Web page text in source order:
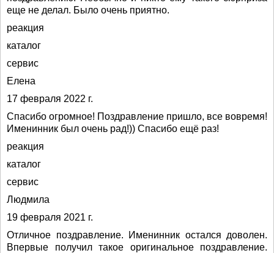
еще не делал. Было очень приятно.
реакция
каталог
сервис
Елена
17 февраля 2022 г.
Спасибо огромное! Поздравление пришло, все вовремя!
Именинник был очень рад!)) Спасибо ещё раз!
реакция
каталог
сервис
Людмила
19 февраля 2021 г.
Отличное поздравление. Именинник остался доволен.
Впервые получил такое оригинальное поздравление.